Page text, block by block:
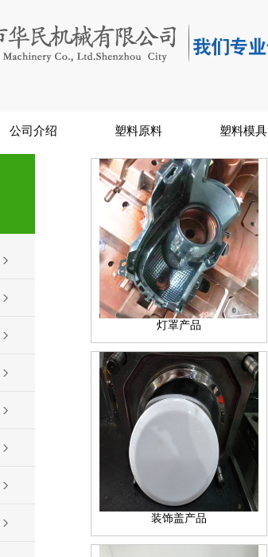
公司介绍 塑料原料 塑料模具
灯罩产品
装饰盖产品